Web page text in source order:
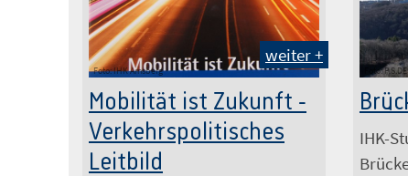
Foto: IHK Arnsberg
weiter +
Mobilität ist Zukunft -
Verkehrspolitisches
Leitbild
Foto:
IHK-